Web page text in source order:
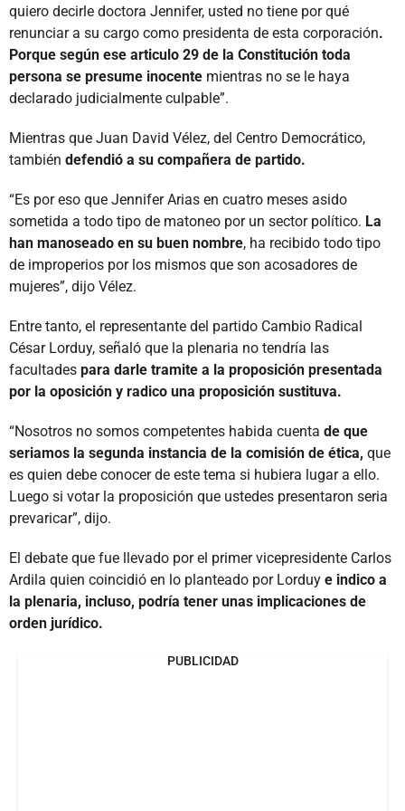
quiero decirle doctora Jennifer, usted no tiene por qué
renunciar a su cargo como presidenta de esta corporación.
Porque según ese articulo 29 de la Constitución toda
persona se presume inocente mientras no se le haya
declarado judicialmente culpable”.
Mientras que Juan David Vélez, del Centro Democrático,
también defendió a su compañera de partido.
“Es por eso que Jennifer Arias en cuatro meses asido
sometida a todo tipo de matoneo por un sector político. La
han manoseado en su buen nombre, ha recibido todo tipo
de improperios por los mismos que son acosadores de
mujeres”, dijo Vélez.
Entre tanto, el representante del partido Cambio Radical
César Lorduy, señaló que la plenaria no tendría las
facultades para darle tramite a la proposición presentada
por la oposición y radico una proposición sustituva.
“Nosotros no somos competentes habida cuenta de que
seriamos la segunda instancia de la comisión de ética, que
es quien debe conocer de este tema si hubiera lugar a ello.
Luego si votar la proposición que ustedes presentaron seria
prevaricar”, dijo.
El debate que fue llevado por el primer vicepresidente Carlos
Ardila quien coincidió en lo planteado por Lorduy e indico a
la plenaria, incluso, podría tener unas implicaciones de
orden jurídico.
PUBLICIDAD